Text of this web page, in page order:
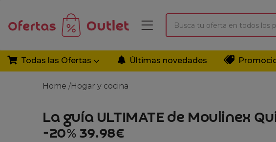
Todas las Ofertas Últimas novedades
Home /Hogar y cocina
La guía ULTIMATE de Moulinex
-20% 39.98€